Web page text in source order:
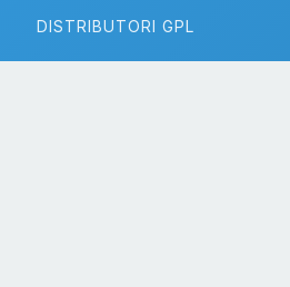
DISTRIBUTORI GPL